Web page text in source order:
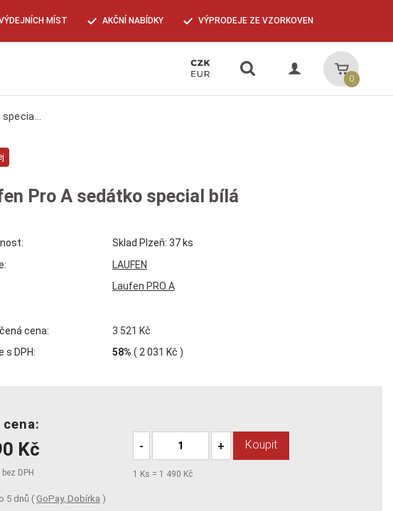
MÍST AKČNÍ NABÍDKY VÝPRODEJE ZE VZORKOVEN
Vyhledávání Košík
0
Hledat
Pro A sedátko special bílá
Sklad Plzeň: 37 ks
LAUFEN
Laufen PRO A
cena:
3 521 Kč
s DPH:
58% ( 2 031 Kč )
cena:
Kč
DPH
- + Koupit
1 Ks = 1 490 Kč
5 dnů ( GoPay, Dobírka )